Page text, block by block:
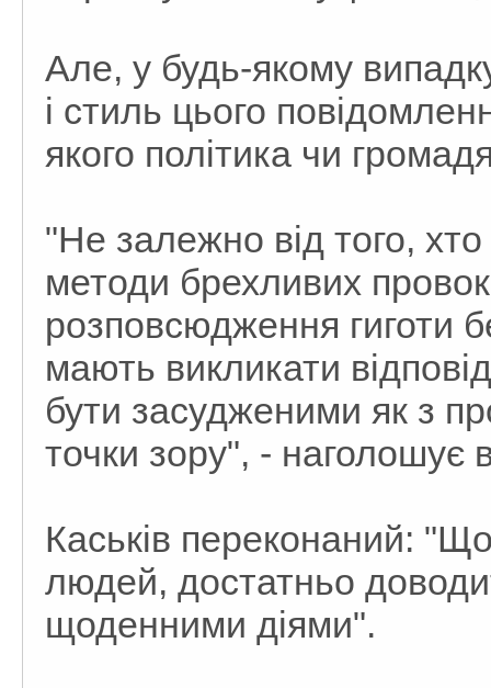
Але, у будь-якому
і стиль цього
якого політика чи
"Не залежно від того,
методи брехливих
розповсюдження гиготи
мають викликати
бути засудженими як з
точки зору", - наголошує
Каськів переконаний:
людей, достатньо
щоденними діями".